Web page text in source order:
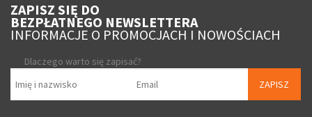
ZAPISZ SIĘ DO
BEZPŁATNEGO NEWSLETTERA
INFORMACJE O PROMOCJACH I NOWOŚCIACH
Dlaczego warto się zapisać?
ZAPISZ